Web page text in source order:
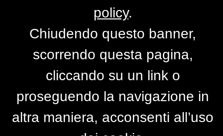
Al Tramonto
diNilemix
policy.
Chiudendo questo banner,
scorrendo questa pagina,
cliccando su un link o
proseguendo la navigazione in
altra maniera, acconsenti all’uso